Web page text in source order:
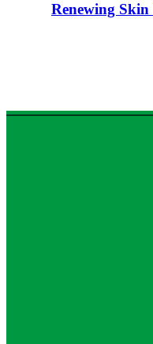
کرم ترمیم کننده پوست فوراور | Renewing Skin